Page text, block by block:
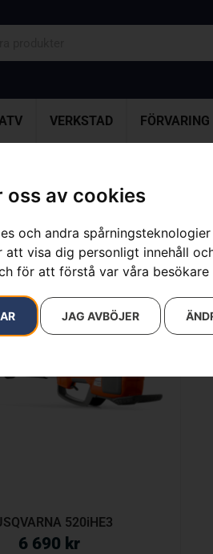
oss av cookies
och andra
visa dig personligt innehåll
för att förstå var våra besökare
JAG AVBÖJER
VERKSTAD FÖRVARING
520iHE3
6 690 kr